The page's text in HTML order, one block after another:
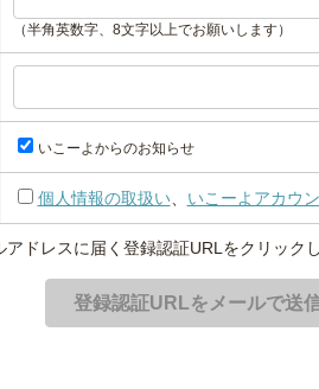
（半角英数字、8文字以上でお願いします）
いこーよからのお知らせ
個人情報の取扱い、 いこーよアカウ
ドレスに届く登録認証URLをクリック